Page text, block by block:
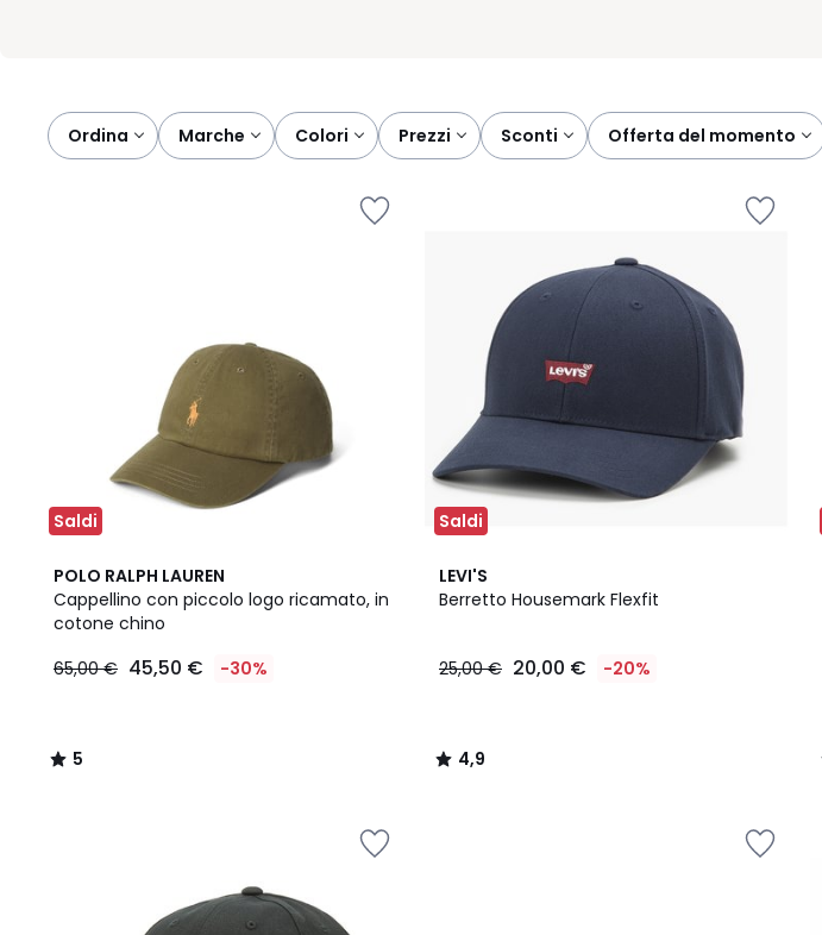
Ordina marche colori prezzi sconti offerta del momento
Saldi
POLO RALPH LAUREN
Cappellino con piccolo logo ricamato, in
cotone chino
€
€
65,00 € 45,50 € -30%
5
/
5
5
/
Saldi
LEVI'S
Berretto Housemark Flexfit
25,00 € 20,00 € -20%
4,9
/ 5
4,9
/